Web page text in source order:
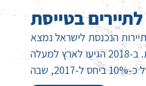
בטייסת
הנכנסת לישראל נמצא
במגמת עלייה מתמשכת ומשמעותית. ב-2018 הגיעו לארץ למעלה